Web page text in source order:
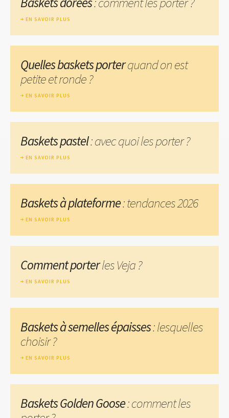
EN SAVOIR PLUS
Quelles baskets porterquand on est
petite et ronde ?
EN SAVOIR PLUS
Baskets pastel: avec quoi les porter ?
EN SAVOIR PLUS
Baskets à plateforme: tendances 2026
EN SAVOIR PLUS
Comment porterles Veja ?
EN SAVOIR PLUS
Baskets à semelles épaisses: lesquelles
choisir ?
EN SAVOIR PLUS
Baskets Golden Goose: comment les